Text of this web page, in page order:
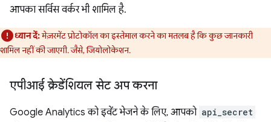
आपका सर्विस वर्कर भी शामिल है.
ध्यान दें:मेज़रमेंट प्रोटोकॉल का इस्तेमाल करने का मतलब है कि कुछ जानकारी
शामिल नहीं की जाएगी. जैसे, जियोलोकेशन.
एपीआई क्रेडेंशियल सेट अप करना
Google Analytics को इवेंट भेजने के लिए, आपको api_secret